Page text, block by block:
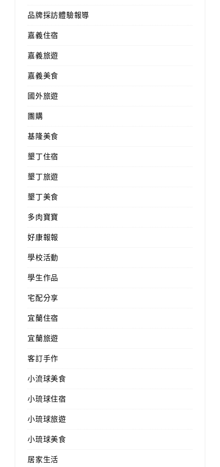
品牌採訪體驗報導
嘉義住宿
嘉義旅遊
嘉義美食
國外旅遊
團購
基隆美食
墾丁住宿
墾丁旅遊
墾丁美食
多肉寶寶
好康報報
學校活動
學生作品
宅配分享
宜蘭住宿
宜蘭旅遊
客訂手作
小流球美食
小琉球住宿
小琉球旅遊
小琉球美食
居家生活